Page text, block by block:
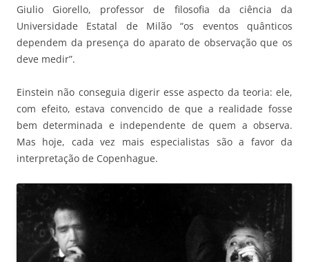
Giulio Giorello, professor de filosofia da ciência da
Universidade Estatal de Milão “os eventos quânticos
dependem da presença do aparato de observação que os
deve medir”.
Einstein não conseguia digerir esse aspecto da teoria: ele,
com efeito, estava convencido de que a realidade fosse
bem determinada e independente de quem a observa.
Mas hoje, cada vez mais especialistas são a favor da
interpretação de Copenhague.